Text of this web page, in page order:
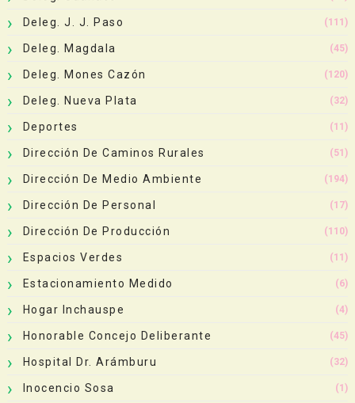
Deleg. J. J. Paso (111)
Deleg. Magdala (45)
Deleg. Mones Cazón (120)
Deleg. Nueva Plata (32)
Deportes (11)
Dirección De Caminos Rurales (51)
Dirección De Medio Ambiente (194)
Dirección De Personal (17)
Dirección De Producción (110)
Espacios Verdes (11)
Estacionamiento Medido (6)
Hogar Inchauspe (4)
Honorable Concejo Deliberante (45)
Hospital Dr. Arámburu (32)
Inocencio Sosa (1)